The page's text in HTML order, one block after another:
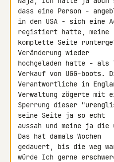
dass eine Person -
in den USA - sich eine
registiert hatte, meine
komplette Seite
Veränderung wieder
hochgeladen hatte - als
Verkauf von UGG-boots.
Verantwortliche in
Verwaltung zögerte mit
Sperrung dieser
seine Seite ja so echt
aussah und meine ja
Das hat damals Wochen
gedauert, bis die weg
würde Ich gerne